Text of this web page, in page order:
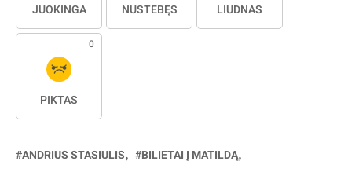
JUOKINGA NUSTEBĘS LIŪDNAS
0
PIKTAS
ANDRIUS STASIULIS
BILIETAI Į MATILDĄ